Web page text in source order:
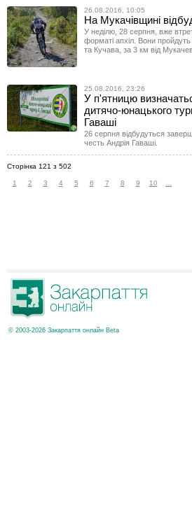
26.08.2016, 10:05
На Мукачівщині
У неділю, 28 серпня, вже
форматі апхіл. Вони
та Кучава, за 3 км від
25.08.2016, 23:26
У п'ятницю
дитячо-юнацького
Гаваші
26 серпня відбудуться
честь Андрія Гаваші.
Сторінка 121 з 502
1 2 3 4 5 6 7 8 9 10
© 2003-2026 Закарпаття онлайн Beta